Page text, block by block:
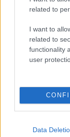
related to
I want to
related to
functionality
user
Data
Procountor
Sopimuskone
Finago Sign